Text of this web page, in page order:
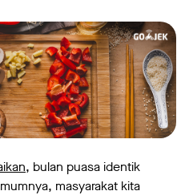
, bulan puasa identik
masyarakat kita